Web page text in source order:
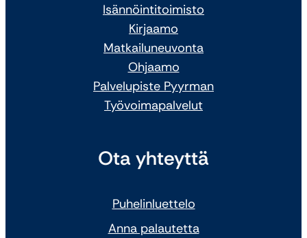
Isännöintitoimisto
Kirjaamo
Matkailuneuvonta
Ohjaamo
Palvelupiste Pyyrman
Työvoimapalvelut
Ota yhteyttä
Puhelinluettelo
Anna palautetta